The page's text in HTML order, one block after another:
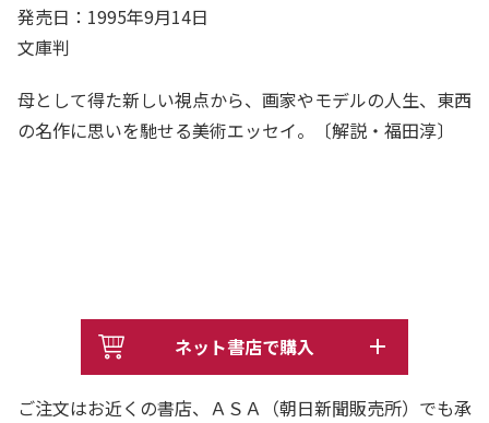
発売日：1995年9月14日
文庫判
母として得た新しい視点から、画家やモデルの人生、東西
の名作に思いを馳せる美術エッセイ。〔解説・福田淳〕
ネット書店で購入
ご注文はお近くの書店、ＡＳＡ（朝日新聞販売所）でも承